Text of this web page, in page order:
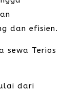
dan efisien.
sewa Terios
dari